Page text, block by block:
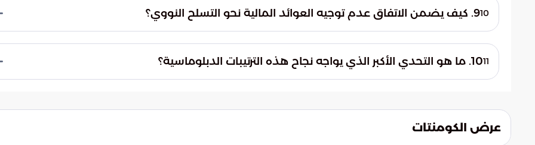
تشمل منع استهداف البنى التحتية الحيوية، مما يعزز من حماية المنشآت الاقتصادية والطاقوية في
المنطقة من أي صراعات مستقبلية.
109. كيف يضمن الاتفاق عدم توجيه العوائد المالية نحو التسلح النووي؟
التسهيلات المالية بمدى امتثال المنشآت للمعايير الدولية، مع وجود "آلية عودة تلقائية" للعقوبات في
حال رصد أي إخلال بالبنود التقنية.
1110. ما هو التحدي الأكبر الذي يواجه نجاح هذه الترتيبات الدبلوماسية؟
وإعادة المنطقة إلى دائرة عدم اليقين والترقب.
عرض الكومنتات